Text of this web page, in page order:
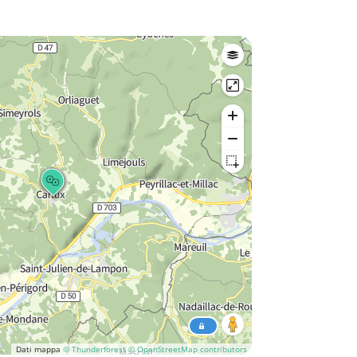
Dati mappa © Thunderforest © OpenStreetMap contributors